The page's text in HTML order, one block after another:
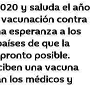
y saluda el año
contra
esperanza a los
de que la
posible.
una vacuna
los médicos y